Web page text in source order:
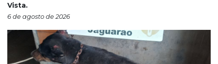
Vista.
6 de agosto de 2026